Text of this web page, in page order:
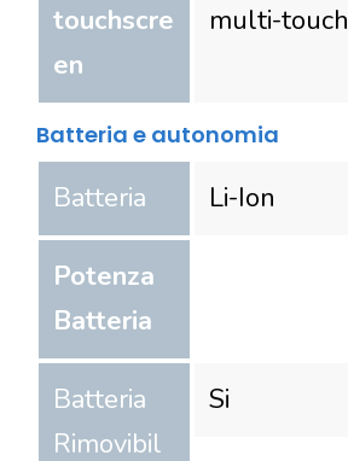
touchscre
en
multi-touch
Batteria e autonomia
Batteria Li-Ion
Potenza
Batteria
Batteria
Rimovibil
Si